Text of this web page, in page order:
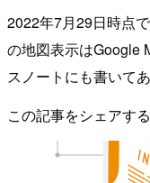
2022年7月29日時点
の地図表示はGoogle
スノートにも書いて
この記事をシェアする